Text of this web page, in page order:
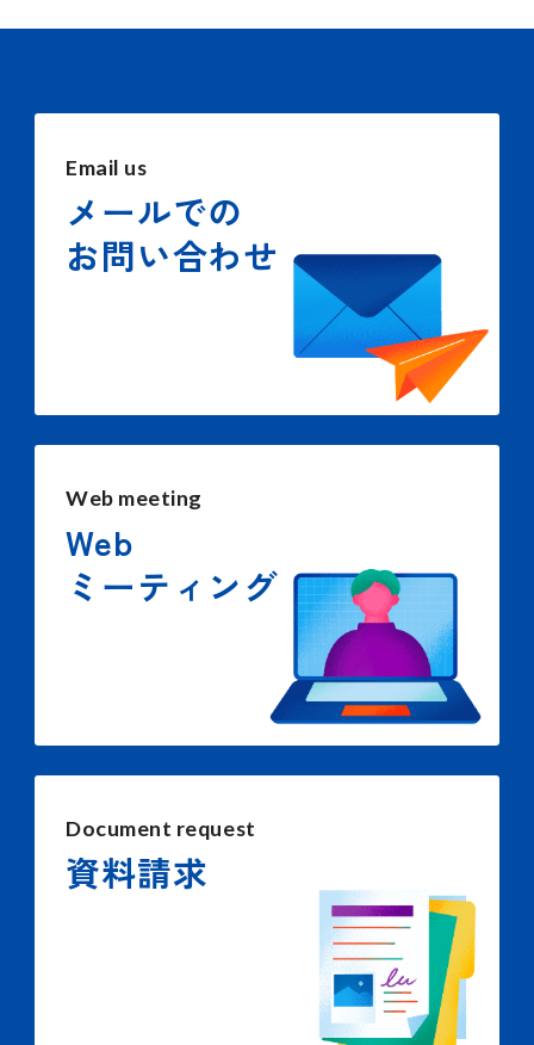
Email us
メールでの
お問い合わせ
Web meeting
Web
ミーティング
Document request
資料請求